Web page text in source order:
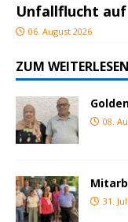
Unfallflucht
06. August 2026
ZUM
08.
31.